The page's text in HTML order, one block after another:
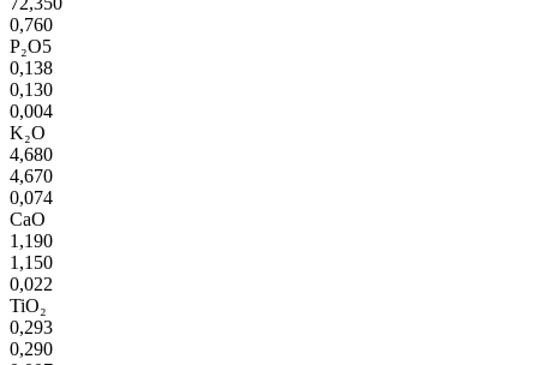
0,760
P₂O5
0,138
0,130
0,004
K₂O
4,680
4,670
0,074
CaO
1,190
1,150
0,022
TiO₂
0,293
0,290